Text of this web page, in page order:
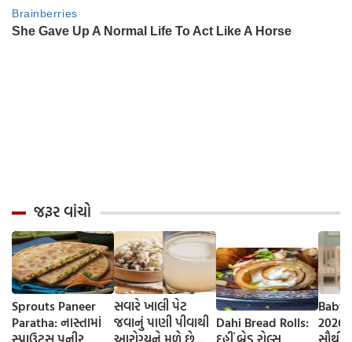
જરૂર વાંચો
Sprouts Paneer
Paratha: નાસ્તામાં
સવારે ખાલી પેટ
જવાનું પાણી પીવાથી Dahi Bread Rolls:
Baby